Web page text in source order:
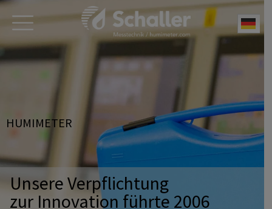
Unsere Verpflichtung
zur Innovation führte 2006
HUMIMETER